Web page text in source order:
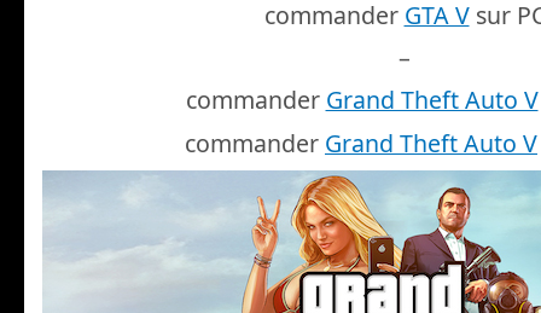
commander GTA Vsur
–
commander Grand Theft Auto V
commander Grand Theft Auto V